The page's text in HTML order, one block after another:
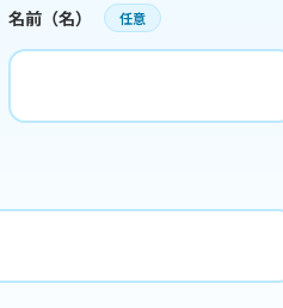
名前（名） 任意